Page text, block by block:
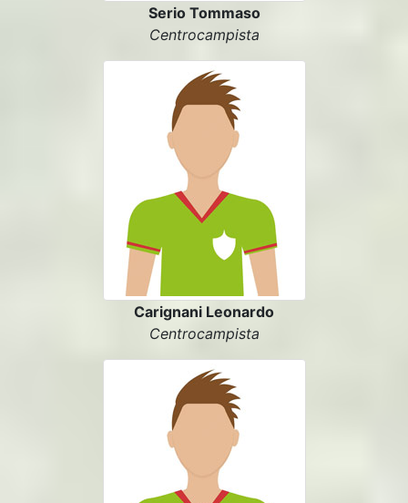
Serio Tommaso
Centrocampista
Carignani Leonardo
Centrocampista